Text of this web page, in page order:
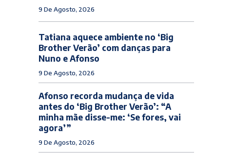
9 De Agosto, 2026
Tatiana aquece ambiente no ‘Big
Brother Verão’ com danças para
Nuno e Afonso
9 De Agosto, 2026
Afonso recorda mudança de vida
antes do ‘Big Brother Verão’: “A
minha mãe disse-me: ‘Se fores, vai
agora’”
9 De Agosto, 2026